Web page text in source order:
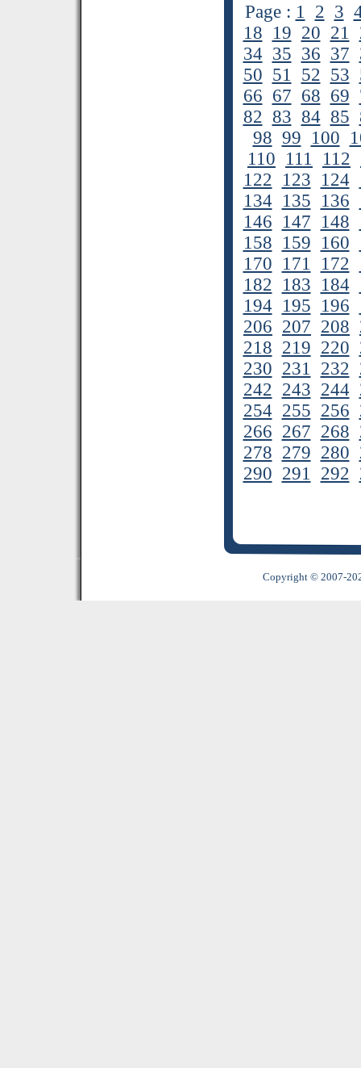
Page : 1 2 3
18 19 20 21
34 35 36 37
50 51 52 53
66 67 68 69
82 83 84 85
98 99 100
110 111 112
122 123 124
134 135 136
146 147 148
158 159 160
170 171 172
182 183 184
194 195 196
206 207 208
218 219 220
230 231 232
242 243 244
254 255 256
266 267 268
278 279 280
290 291 292
Copyright © 2007-